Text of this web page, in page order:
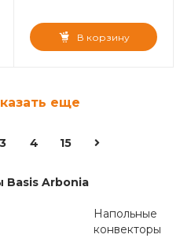
В корзину
еще
3 4 15
Basis Arbonia
Напольные
конвекторы